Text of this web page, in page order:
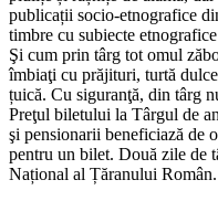
publicații socio-etnografice
timbre cu subiecte
Şi cum prin târg tot omul
îmbiaţi cu prăjituri, turtă
țuică. Cu siguranţă, din târg
Preţul biletului la Târgul de
şi pensionarii beneficiază de
pentru un bilet. Două zile de
Național al Țăranului Român.